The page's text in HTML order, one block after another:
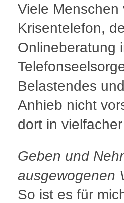
Viele
Krisentelefon,
Onlineberatung
Belastendes
Anhieb nicht
dort in
Geben und
ausgewogenen
So ist es für